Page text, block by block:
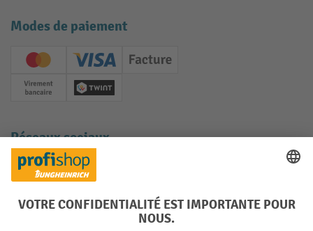
Modes de paiement
Creditcard (Master)Creditcard (Visa)
Facture
Paiement anticipé
Twint
Réseaux sociaux
Facebook
YouTube
LinkedInInstagram